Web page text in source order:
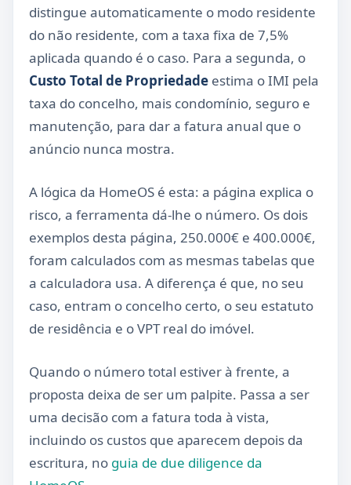
distingue automaticamente o modo residente
do não residente, com a taxa fixa de 7,5%
aplicada quando é o caso. Para a segunda, o
Custo Total de Propriedade estima o IMI pela
taxa do concelho, mais condomínio, seguro e
manutenção, para dar a fatura anual que o
anúncio nunca mostra.
A lógica da HomeOS é esta: a página explica o
risco, a ferramenta dá-lhe o número. Os dois
exemplos desta página, 250.000€ e 400.000€,
foram calculados com as mesmas tabelas que
a calculadora usa. A diferença é que, no seu
caso, entram o concelho certo, o seu estatuto
de residência e o VPT real do imóvel.
Quando o número total estiver à frente, a
proposta deixa de ser um palpite. Passa a ser
uma decisão com a fatura toda à vista,
incluindo os custos que aparecem depois da
escritura, no guia de due diligence da